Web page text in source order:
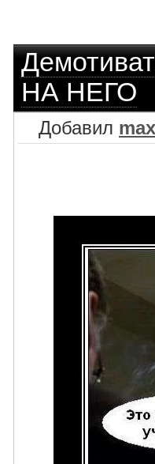
НА НЕГО
Добавил max